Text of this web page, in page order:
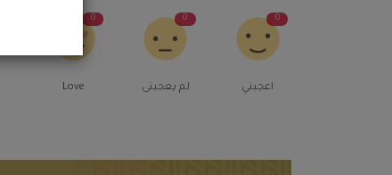
0
اعجبني
0
لم يعجبنى
0
Love